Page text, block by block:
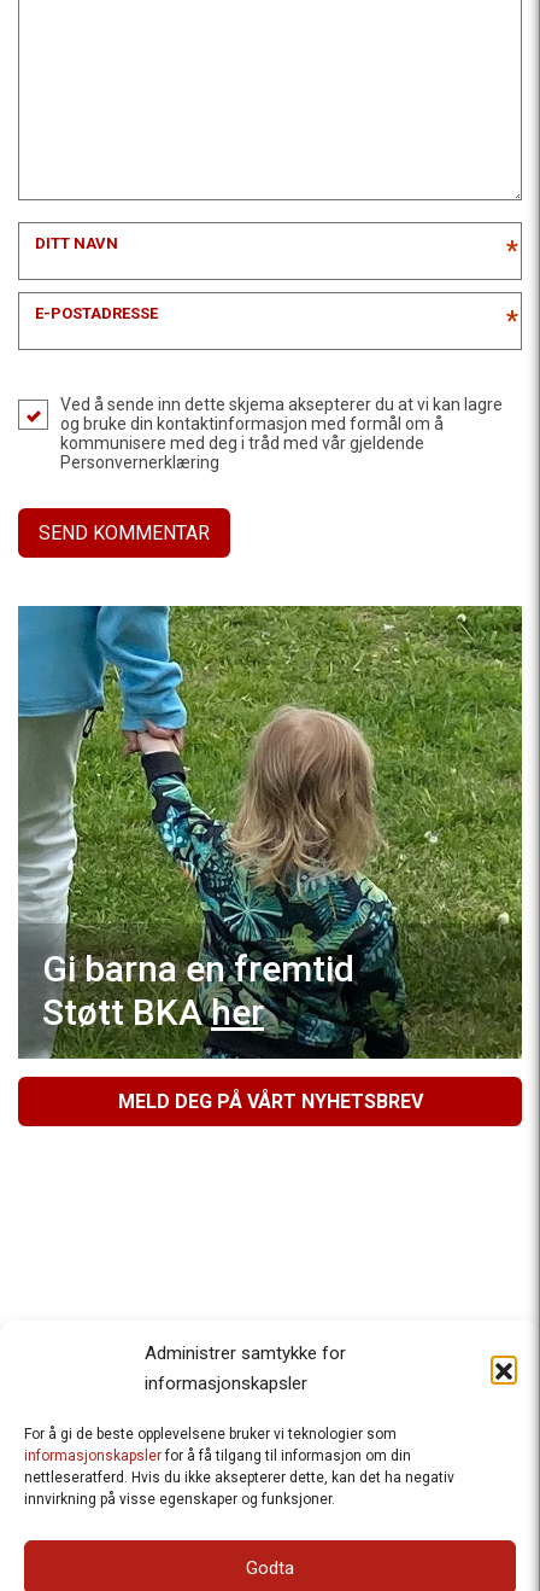
Administrer samtykke for
informasjonskapsler
For å gi de beste opplevelsene bruker vi teknologier som
informasjonskapslerfor å få tilgang til informasjon om din
nettleseratferd. Hvis du ikke aksepterer dette, kan det ha negativ
innvirkning på visse egenskaper og funksjoner.
Godta
DITT NAVN *
E-POSTADRESSE *
Ved å sende inn dette skjema aksepterer du at vi kan lagre
og bruke din kontaktinformasjon med formål om å
kommunisere med deg i tråd med vår gjeldende
Personvernerklæring
Gi barna en fremtid
Støtt BKAher
MELD DEG PÅ VÅRT NYHETSBREV
Besteforeldrenes klimaaksjon
Ansvarlig redaktør
: Halfdan Wiik |
: Postboks 1231 Vika, 0110 Oslo.